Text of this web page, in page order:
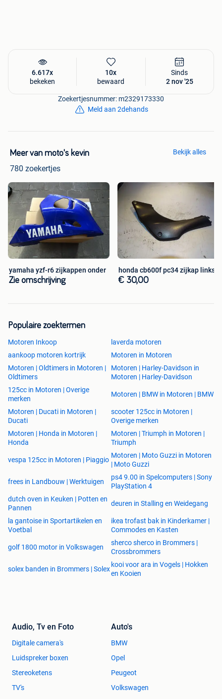
6.617x
bekeken
10x
bewaard
Sinds
2 nov '25
Zoekertjesnummer: m2329173330
Meld aan 2dehands
Meer van moto's kevin
780 zoekertjes
Bekijk alles
yamaha yzf-r6 zijkappen onder
Zie omschrijving
honda cb600f pc34 zijkap links
€ 30,00
Populaire zoektermen
Motoren Inkoop
laverda motoren
aankoop motoren kortrijk
Motoren in Motoren
Motoren | Oldtimers in Motoren |
Oldtimers
Motoren | Harley-Davidson in
Motoren | Harley-Davidson
125cc in Motoren | Overige
merken
Motoren | BMW in Motoren | BMW
Motoren | Ducati in Motoren |
Ducati
scooter 125cc in Motoren |
Overige merken
Motoren | Honda in Motoren |
Honda
Motoren | Triumph in Motoren |
Triumph
vespa 125cc in Motoren | Piaggio
Motoren | Moto Guzzi in Motoren
| Moto Guzzi
frees in Landbouw | Werktuigen
ps4 9.00 in Spelcomputers | Sony
PlayStation 4
dutch oven in Keuken | Potten en
Pannen
deuren in Stalling en Weidegang
la gantoise in Sportartikelen en
Voetbal
ikea trofast bak in Kinderkamer |
Commodes en Kasten
golf 1800 motor in Volkswagen
sherco sherco in Brommers |
Crossbrommers
solex banden in Brommers | Solex
kooi voor ara in Vogels | Hokken
en Kooien
Audio, Tv en Foto
Digitale camera's
Luidspreker boxen
Stereoketens
TV's
Auto's
BMW
Opel
Peugeot
Volkswagen